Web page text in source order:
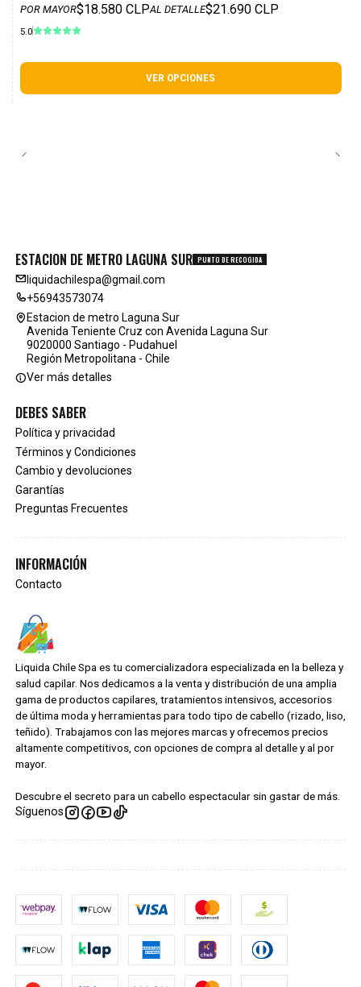
POR MAYOR$18.580 CLPAL DETALLE$21.690 CLP
5.0
VER OPCIONES
ESTACION DE METRO LAGUNA SUR PUNTO DE RECOGIDA
liquidachilespa@gmail.com
+56943573074
Estacion de metro Laguna Sur
Avenida Teniente Cruz con Avenida Laguna Sur
9020000 Santiago - Pudahuel
Región Metropolitana - Chile
Ver más detalles
DEBES SABER
Política y privacidad
Términos y Condiciones
Cambio y devoluciones
Garantías
Preguntas Frecuentes
INFORMACIÓN
Contacto
Liquida Chile Spa es tu comercializadora especializada en la belleza y
salud capilar. Nos dedicamos a la venta y distribución de una amplia
gama de productos capilares, tratamientos intensivos, accesorios
de última moda y herramientas para todo tipo de cabello (rizado, liso,
teñido). Trabajamos con las mejores marcas y ofrecemos precios
altamente competitivos, con opciones de compra al detalle y al por
mayor.
Descubre el secreto para un cabello espectacular sin gastar de más.
Síguenos